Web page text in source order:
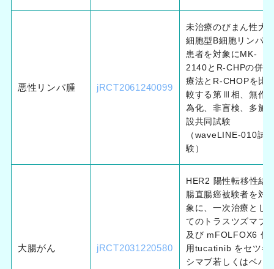
悪性リンパ腫 jRCT2061240099
未治療のびまん性大
細胞型B細胞リンパ腫
患者を対象にMK-
2140とR-CHPの併用
療法とR-CHOPを比
較する第Ⅲ相、無作
為化、非盲検、多施
設共同試験
（waveLINE-010試
験）
大腸がん jRCT2031220580
HER2 陽性転移性結
腸直腸癌被験者を対
象に、一次治療とし
てのトラスツズマブ
及び mFOLFOX6 併
用tucatinib をセツキ
シマブ若しくはベバ